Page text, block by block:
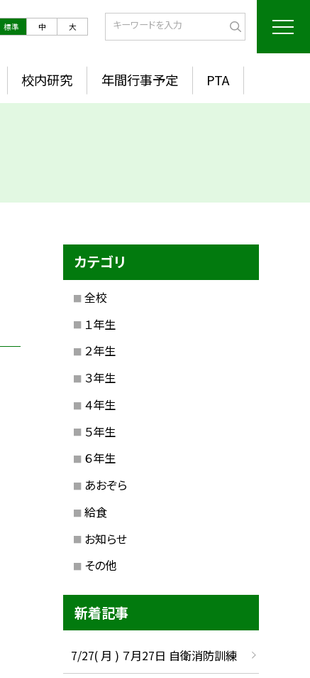
標準 中 大
校内研究 年間行事予定 PTA
カテゴリ
全校
１年生
２年生
３年生
４年生
５年生
６年生
あおぞら
給食
お知らせ
その他
新着記事
7/27( 月 ) ７月27日 自衛消防訓練